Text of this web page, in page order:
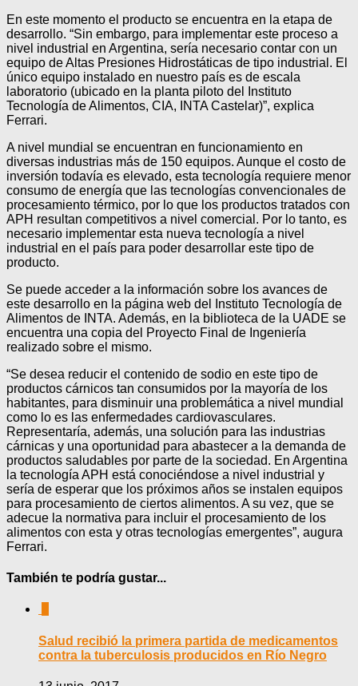
En este momento el producto se encuentra en la etapa de
desarrollo. “Sin embargo, para implementar este proceso a
nivel industrial en Argentina, sería necesario contar con un
equipo de Altas Presiones Hidrostáticas de tipo industrial. El
único equipo instalado en nuestro país es de escala
laboratorio (ubicado en la planta piloto del Instituto
Tecnología de Alimentos, CIA, INTA Castelar)”, explica
Ferrari.
A nivel mundial se encuentran en funcionamiento en
diversas industrias más de 150 equipos. Aunque el costo de
inversión todavía es elevado, esta tecnología requiere menor
consumo de energía que las tecnologías convencionales de
procesamiento térmico, por lo que los productos tratados con
APH resultan competitivos a nivel comercial. Por lo tanto, es
necesario implementar esta nueva tecnología a nivel
industrial en el país para poder desarrollar este tipo de
producto.
Se puede acceder a la información sobre los avances de
este desarrollo en la página web del Instituto Tecnología de
Alimentos de INTA. Además, en la biblioteca de la UADE se
encuentra una copia del Proyecto Final de Ingeniería
realizado sobre el mismo.
“Se desea reducir el contenido de sodio en este tipo de
productos cárnicos tan consumidos por la mayoría de los
habitantes, para disminuir una problemática a nivel mundial
como lo es las enfermedades cardiovasculares.
Representaría, además, una solución para las industrias
cárnicas y una oportunidad para abastecer a la demanda de
productos saludables por parte de la sociedad. En Argentina
la tecnología APH está conociéndose a nivel industrial y
sería de esperar que los próximos años se instalen equipos
para procesamiento de ciertos alimentos. A su vez, que se
adecue la normativa para incluir el procesamiento de los
alimentos con esta y otras tecnologías emergentes”, augura
Ferrari.
También te podría gustar...
Salud recibió la primera partida de medicamentos
contra la tuberculosis producidos en Río Negro